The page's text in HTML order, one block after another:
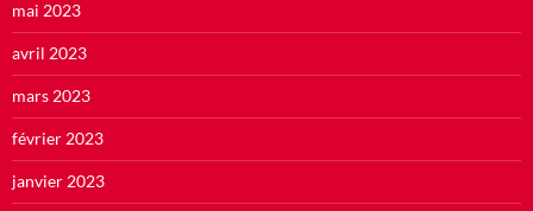
mai 2023
avril 2023
mars 2023
février 2023
janvier 2023